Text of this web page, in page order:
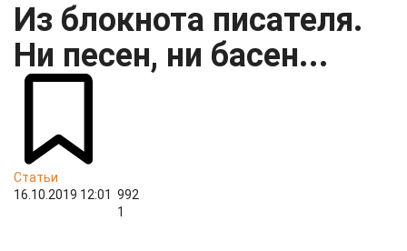
Из блокнота писателя.
Ни песен, ни басен...
Статьи
16.10.2019 12:01 992
1